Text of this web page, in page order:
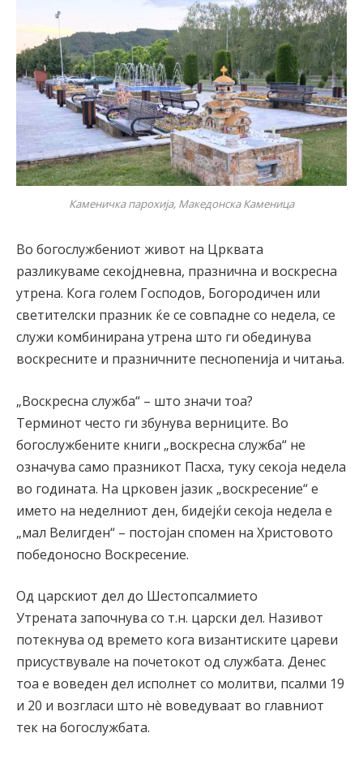
Каменичка парохија, Македонска Каменица
Во богослужбениот живот на Црквата
разликуваме секојдневна, празнична и воскресна
утрена. Кога голем Господов, Богородичен или
светителски празник ќе се совпадне со недела, се
служи комбинирана утрена што ги обединува
воскресните и празничните песнопенија и читања.
„Воскресна служба“ – што значи тоа?
Терминот често ги збунува верниците. Во
богослужбените книги „воскресна служба“ не
означува само празникот Пасха, туку секоја недела
во годината. На црковен јазик „воскресение“ е
името на неделниот ден, бидејќи секоја недела е
„мал Велигден“ – постојан спомен на Христовото
победоносно Воскресение.
Од царскиот дел до Шестопсалмието
Утрената започнува со т.н. царски дел. Називот
потекнува од времето кога византиските цареви
присуствувале на почетокот од службата. Денес
тоа е воведен дел исполнет со молитви, псалми 19
и 20 и возгласи што нè воведуваат во главниот
тек на богослужбата.